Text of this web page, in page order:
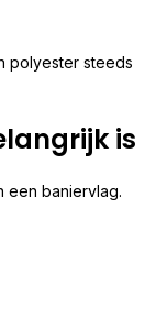
polyester steeds
is
een baniervlag.